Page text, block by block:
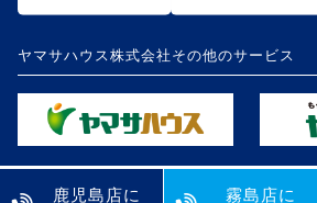
ヤマサハウス株式会社その他のサービス
鹿児島店に 霧島店に